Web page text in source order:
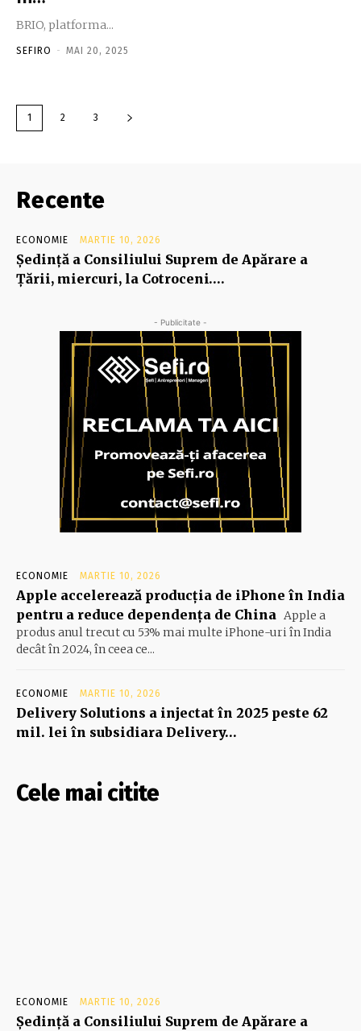
BRIO, platforma...
SEFIRO - MAI 20, 2025
1 2 3
Recente
ECONOMIE MARTIE 10, 2026
Şedinţă a Consiliului Suprem de Apărare a
Ţării, miercuri, la Cotroceni….
- Publicitate -
ECONOMIE MARTIE 10, 2026
Apple accelerează producția de iPhone în India
pentru a reduce dependența de China Apple a
produs anul trecut cu 53% mai multe iPhone-uri în India
decât în 2024, în ceea ce...
ECONOMIE MARTIE 10, 2026
Delivery Solutions a injectat în 2025 peste 62
mil. lei în subsidiara Delivery…
Cele mai citite
ECONOMIE MARTIE 10, 2026
Şedinţă a Consiliului Suprem de Apărare a